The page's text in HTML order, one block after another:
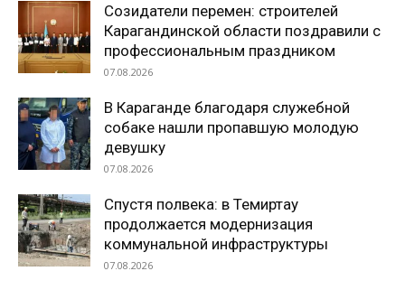
Созидатели перемен: строителей
Карагандинской области поздравили с
профессиональным праздником
07.08.2026
В Караганде благодаря служебной
собаке нашли пропавшую молодую
девушку
07.08.2026
Спустя полвека: в Темиртау
продолжается модернизация
коммунальной инфраструктуры
07.08.2026